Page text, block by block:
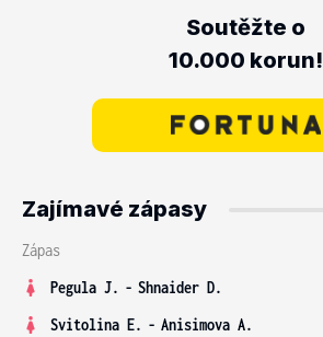
Soutěžte o
10.000 korun!
Zajímavé zápasy
Zápas
Pegula J. - Shnaider D.
Svitolina E. - Anisimova A.